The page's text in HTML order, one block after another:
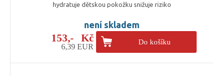
hydratuje dětskou pokožku snižuje riziko
není skladem
153,- Kč
6,39 EUR
Do košíku